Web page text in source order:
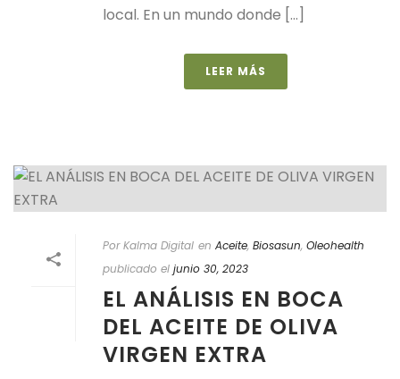
local. En un mundo donde [...]
LEER MÁS
Por Kalma Digital en Aceite, Biosasun, Oleohealth
publicado el junio 30, 2023
EL ANÁLISIS EN BOCA
DEL ACEITE DE OLIVA
VIRGEN EXTRA